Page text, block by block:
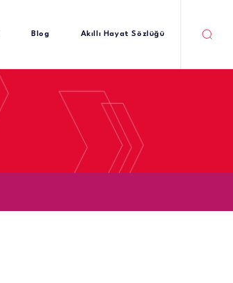
Blog Akıllı Hayat Sözlüğü